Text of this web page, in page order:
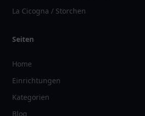
La Cicogna / Storchen
Seiten
Home
Einrichtungen
Kategorien
Blog